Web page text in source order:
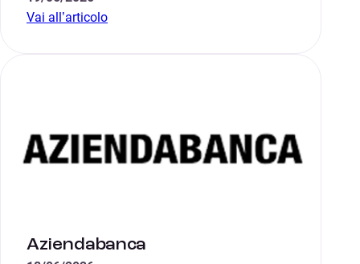
Vai all’articolo
Aziendabanca